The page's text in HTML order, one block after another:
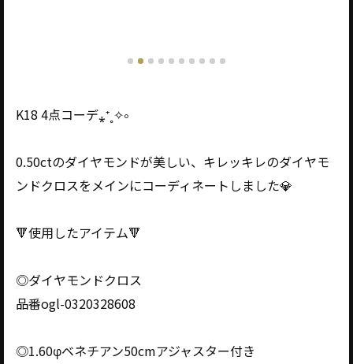
K18 4点コーデ⁎⁺˳✧༚
0.50ctのダイヤモンドが美しい、キレッキレのダイヤモ
ンドクロスをメインにコーディネートしました💎
🔻使用したアイテム🔻
◎ダイヤモンドクロス
品番ogl-0320328608
◎1.60φベネチアン50cmアジャスター付き